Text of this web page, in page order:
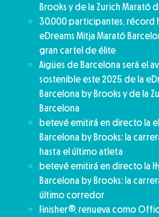
Brooks y de la Zurich Marató
30.000 participantes, récord
eDreams Mitja Marató
gran cartel de élite
Aigües de Barcelona será el
sostenible este 2025 de la
Barcelona by Brooks y de la
Barcelona
betevé emitirá en directo la
Barcelona by Brooks: la
hasta el último atleta
betevé emitirá en directo la
Barcelona by Brooks: la
último corredor
Finisher®, renueva como